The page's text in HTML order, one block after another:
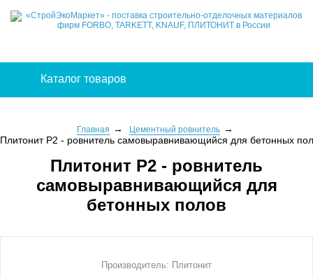
Каталог товаров
Главная Цементный ровнитель
Плитонит Р2 - ровнитель самовыравнивающийся для бетонных
Плитонит Р2 - ровнитель
самовыравнивающийся для
бетонных полов
Производитель: Плитонит